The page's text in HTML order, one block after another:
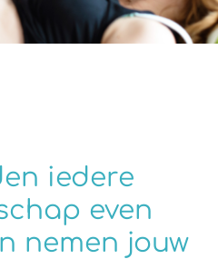
iedere
even
nemen jouw